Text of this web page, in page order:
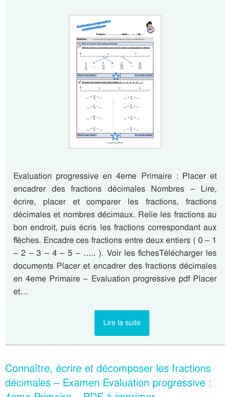
Evaluation progressive en 4eme Primaire : Placer et
encadrer des fractions décimales Nombres – Lire,
écrire, placer et comparer les fractions, fractions
décimales et nombres décimaux. Relie les fractions au
bon endroit, puis écris les fractions correspondant aux
flèches. Encadre ces fractions entre deux entiers ( 0 – 1
– 2 – 3 – 4 – 5 – ….. ). Voir les fichesTélécharger les
documents Placer et encadrer des fractions décimales
en 4eme Primaire – Evaluation progressive pdf Placer
et…
Lire la suite
Connaître, écrire et décomposer les fractions
décimales – Examen Evaluation progressive :